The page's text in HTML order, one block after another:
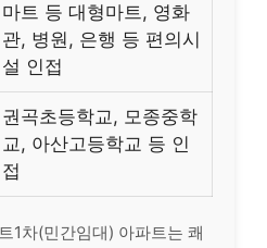
마트 등 대형마트, 영화
관, 병원, 은행 등 편의시
설 인접
권곡초등학교, 모종중학
교, 아산고등학교 등 인
접
1차(민간임대) 아파트는 쾌